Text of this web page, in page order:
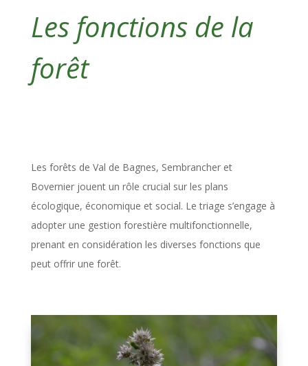
Les fonctions de la
forêt
Les forêts de Val de Bagnes, Sembrancher et
Bovernier jouent un rôle crucial sur les plans
écologique, économique et social. Le triage s’engage à
adopter une gestion forestière multifonctionnelle,
prenant en considération les diverses fonctions que
peut offrir une forêt.